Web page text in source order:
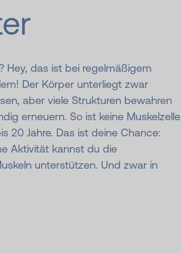
Hey, das ist bei regelmäßigem
Der Körper unterliegt zwar
aber viele Strukturen bewahren
erneuern. So ist keine Muskelzelle
20 Jahre. Das ist deine Chance:
Aktivität kannst du die
unterstützen. Und zwar in